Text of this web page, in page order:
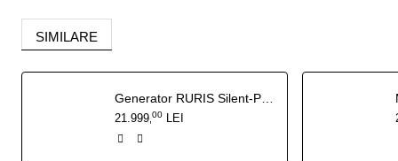
SIMILARE
21.999 00 LEI